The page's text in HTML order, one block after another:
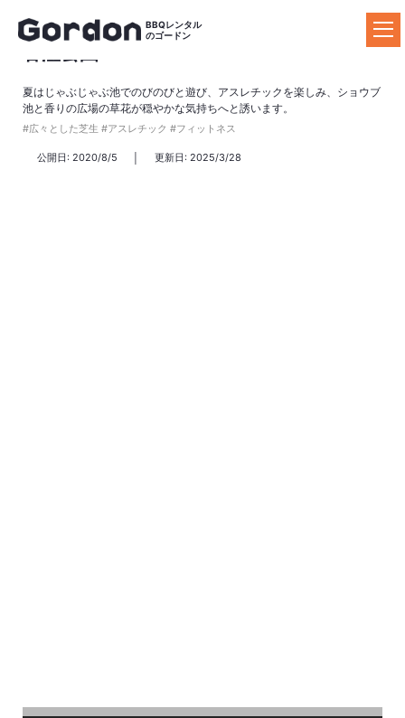
BBQレンタル
のゴードン
ゴードンのBBQレンタル
夏はじゃぶじゃぶ池でのびのびと遊び、アスレチックを楽しみ、ショウブ
池と香りの広場の草花が穏やかな気持ちへと誘います。
#広々とした芝生 #アスレチック #フィットネス
公開日: 2020/8/5 更新日: 2025/3/28